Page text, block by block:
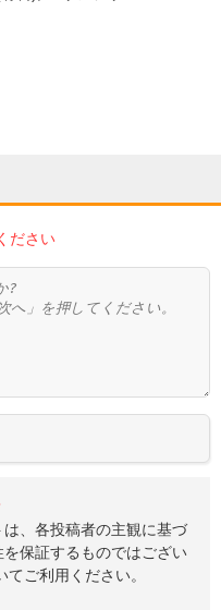
ださい
、各投稿者の主観に基づ
保証するものではござい
ご利用ください。